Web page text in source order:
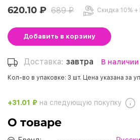
620.10 ₽ 689 ₽ Скидка 10%
Добавить в корзину
Кол-во в упаковке: 3 шт. Цена указана за
Доставка: завтра В наличии
+31.01 ₽ на следующую покупку
О товаре